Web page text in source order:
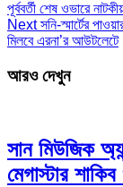
পূর্ববর্তী শেষ ওভারে
Nextসনি-স্মার্টের
মিলবে এরনা’র আউটলেটে
আরও দেখুন
সান মিউজিক
মেগাস্টার